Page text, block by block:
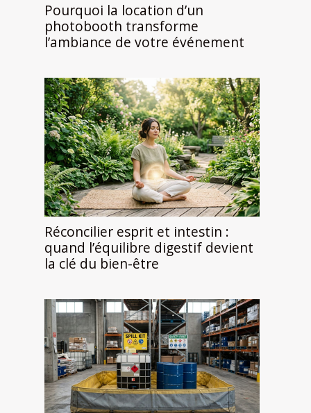
Pourquoi la location d’un
photobooth transforme
l’ambiance de votre événement
Réconcilier esprit et intestin :
quand l’équilibre digestif devient
la clé du bien-être